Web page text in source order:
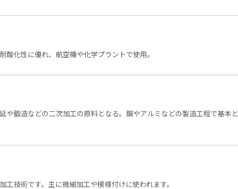
酸化性に優れ、航空機や化学プラントで使用。
や鍛造などの二次加工の原料となる。鋼やアルミなどの製造工程で基本と
技術です。主に微細加工や模様付けに使われます。